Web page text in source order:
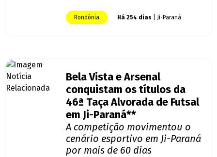
Rondônia Há 254 dias | Ji-Paraná
Bela Vista e Arsenal
conquistam os títulos da
46ª Taça Alvorada de Futsal
em Ji-Paraná**
A competição movimentou o
cenário esportivo em Ji-Paraná
por mais de 60 dias